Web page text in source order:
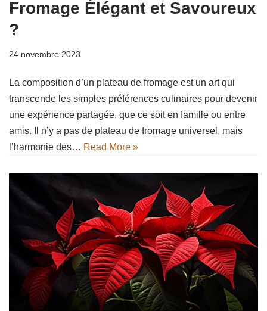
Fromage Élégant et Savoureux
?
24 novembre 2023
La composition d’un plateau de fromage est un art qui
transcende les simples préférences culinaires pour devenir
une expérience partagée, que ce soit en famille ou entre
amis. Il n’y a pas de plateau de fromage universel, mais
l’harmonie des… Read More »